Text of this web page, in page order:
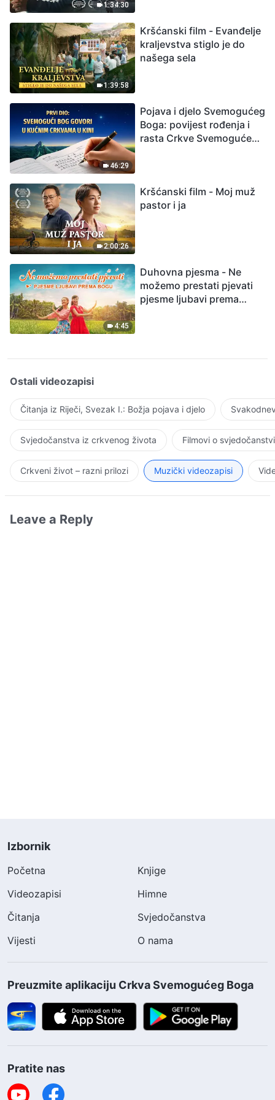
1:34:30
1:39:58
Kršćanski film - Evanđelje
kraljevstva stiglo je do
našega sela
46:29
Pojava i djelo Svemogućeg
Boga: povijest rođenja i
rasta Crkve Svemogućeg
2:00:26
Kršćanski film - Moj muž
pastor i ja
4:45
Duhovna pjesma - Ne
možemo prestati pjevati
pjesme ljubavi prema
Ostali videozapisi
Čitanja iz Riječi, Svezak I.: Božja pojava i djelo
Svjedočanstva iz crkvenog života Filmovi o
Crkveni život – razni prilozi Muzički videozapisi
Leave a Reply
Izbornik
Početna
Knjige
Videozapisi
Himne
Čitanja
Svjedočanstva
Vijesti
O nama
Preuzmite aplikaciju Crkva Svemogućeg Boga
Pratite nas